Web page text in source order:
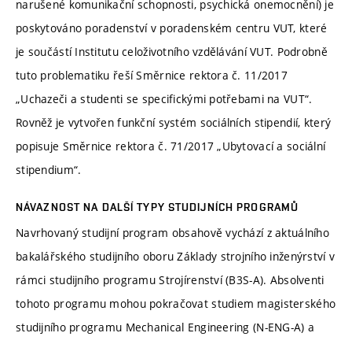
narušené komunikační schopnosti, psychická onemocnění) je
poskytováno poradenství v poradenském centru VUT, které
je součástí Institutu celoživotního vzdělávání VUT. Podrobně
tuto problematiku řeší Směrnice rektora č. 11/2017
„Uchazeči a studenti se specifickými potřebami na VUT“.
Rovněž je vytvořen funkční systém sociálních stipendií, který
popisuje Směrnice rektora č. 71/2017 „Ubytovací a sociální
stipendium“.
NÁVAZNOST NA DALŠÍ TYPY STUDIJNÍCH PROGRAMŮ
Navrhovaný studijní program obsahově vychází z aktuálního
bakalářského studijního oboru Základy strojního inženýrství v
rámci studijního programu Strojírenství (B3S-A). Absolventi
tohoto programu mohou pokračovat studiem magisterského
studijního programu Mechanical Engineering (N-ENG-A) a